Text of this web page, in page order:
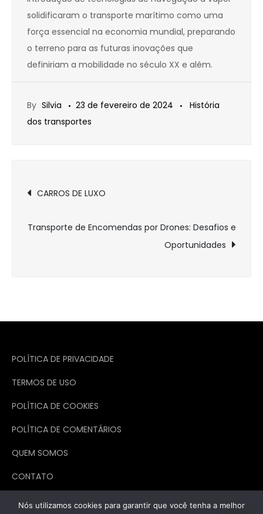
solidificaram o transporte marítimo como uma
força essencial na economia mundial, preparando
o terreno para as futuras inovações que
definiriam a mobilidade no século XX e além.
By Silvia 23 de fevereiro de 2024
História
dos transportes
Navegação
de
CARROS DE LUXO
Transporte de Encomendas por Drones: Desafios e
Oportunidades
POLÍTICA DE PRIVACIDADE
TERMOS DE USO
POLÍTICA DE COOKIES
POLÍTICA DE COMENTÁRIOS
QUEM SOMOS
CONTATO
Nós utilizamos cookies para garantir que você tenha a melhor